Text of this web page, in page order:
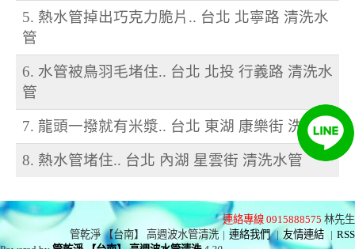
5. 熱水管掉出巧克力脆片.. 台北 北寧路 清洗水
管
6. 水管被鳥羽毛堵住.. 台北 北投 行義路 清洗水
管
7. 龍頭一撥就有米漿.. 台北 東湖 康樂街 洗水管
8. 熱水管堵住.. 台北 內湖 星雲街 清洗水管
連絡專線 0915888575 林先生
管乾淨 【台南】 高週波水管清洗 | 連絡我們 | 友情連結 | RSS